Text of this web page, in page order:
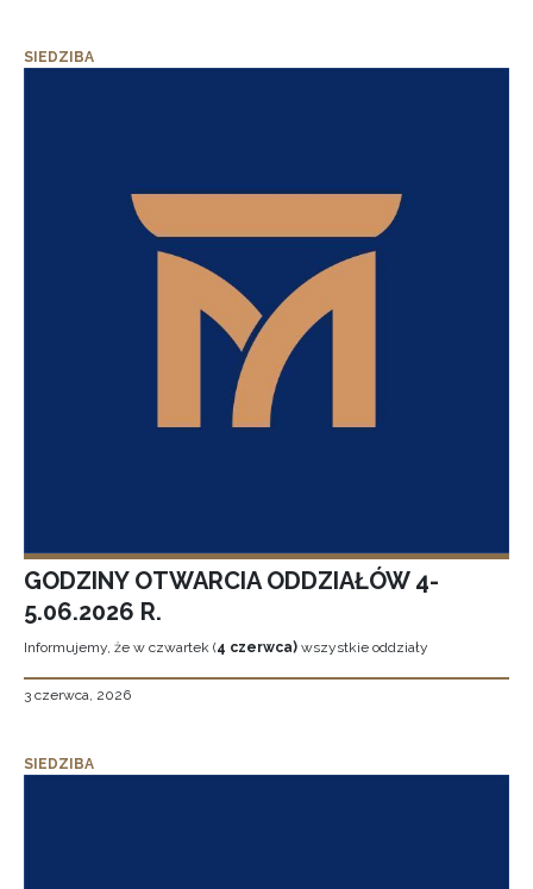
SIEDZIBA
GODZINY OTWARCIA ODDZIAŁÓW 4-
5.06.2026 R.
Informujemy, że w czwartek (4 czerwca) wszystkie oddziały
3 czerwca, 2026
SIEDZIBA